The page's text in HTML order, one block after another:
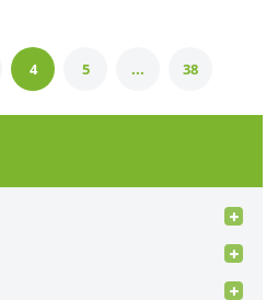
4 5 ... 38